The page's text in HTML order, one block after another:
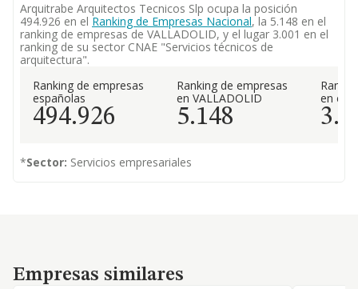
Arquitrabe Arquitectos Tecnicos Slp ocupa la posición
494.926 en el Ranking de Empresas Nacional, la 5.148 en el
ranking de empresas de VALLADOLID, y el lugar 3.001 en el
ranking de su sector CNAE "Servicios técnicos de
arquitectura".
Ranking de empresas
españolas
494.926
Ranking de empresas
en VALLADOLID
5.148
en el
*Sector: Servicios empresariales
Empresas similares
Empresas similares